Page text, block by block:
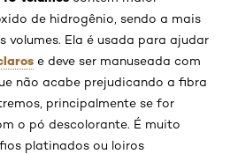
de hidrogênio, sendo a mais
volumes. Ela é usada para ajudar
e deve ser manuseada com
não acabe prejudicando a fibra
principalmente se for
o pó descolorante. É muito
platinados ou loiros